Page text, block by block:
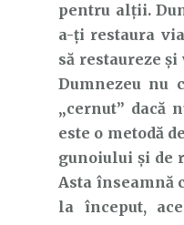
pentru alții.
a-ți restaura
să restaureze
Dumnezeu nu
„cernut” dacă
este o metodă
gunoiului și de
Asta înseamnă
la început,